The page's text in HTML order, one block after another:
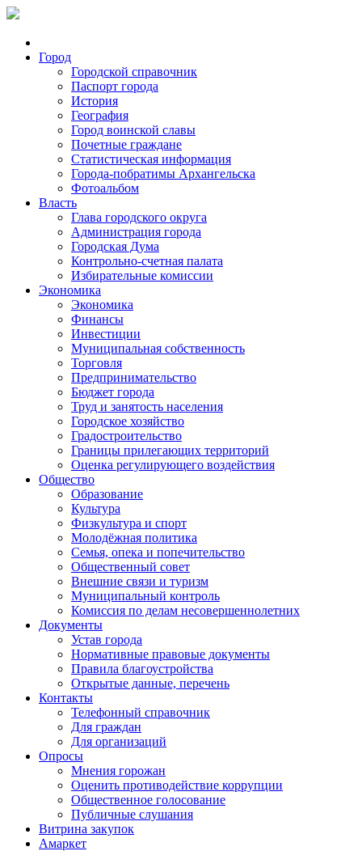
Город
Городской справочник
Паспорт города
История
География
Город воинской славы
Почетные граждане
Статистическая информация
Города-побратимы Архангельска
Фотоальбом
Власть
Глава городского округа
Администрация города
Городская Дума
Контрольно-счетная палата
Избирательные комиссии
Экономика
Экономика
Финансы
Инвестиции
Муниципальная собственность
Торговля
Предпринимательство
Бюджет города
Труд и занятость населения
Городское хозяйство
Градостроительство
Границы прилегающих территорий
Оценка регулирующего воздействия
Общество
Образование
Культура
Физкультура и спорт
Молодёжная политика
Семья, опека и попечительство
Общественный совет
Внешние связи и туризм
Муниципальный контроль
Комиссия по делам несовершеннолетних
Документы
Устав города
Нормативные правовые документы
Правила благоустройства
Открытые данные, перечень
Контакты
Телефонный справочник
Для граждан
Для организаций
Опросы
Мнения горожан
Оценить противодействие коррупции
Общественное голосование
Публичные слушания
Витрина закупок
Амаркет